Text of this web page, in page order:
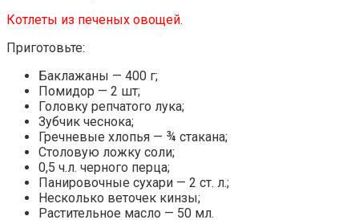
Котлеты из печеных овощей.
Приготовьте:
Баклажаны — 400 г;
Помидор — 2 шт;
Головку репчатого лука;
Зубчик чеснока;
Гречневые хлопья — ¾ стакана;
Столовую ложку соли;
0,5 ч.л. черного перца;
Панировочные сухари — 2 ст. л.;
Несколько веточек кинзы;
Растительное масло — 50 мл.